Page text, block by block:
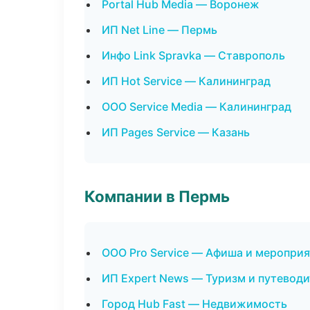
Portal Hub Media — Воронеж
ИП Net Line — Пермь
Инфо Link Spravka — Ставрополь
ИП Hot Service — Калининград
ООО Service Media — Калининград
ИП Pages Service — Казань
Компании в Пермь
ООО Pro Service — Афиша и
ИП Expert News — Туризм и
Город Hub Fast — Недвижимость